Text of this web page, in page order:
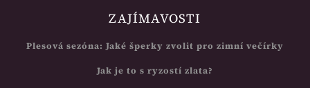
ZAJÍMAVOSTI
Plesová sezóna: Jaké šperky zvolit pro zimní večírky
Jak je to s ryzostí zlata?